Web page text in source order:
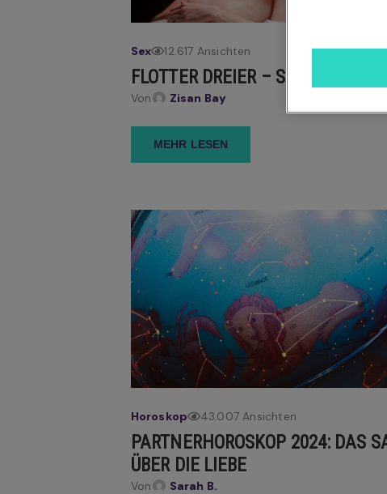
Sex 12.617 Ansichten
FLOTTER DREIER – SO KLAPPT
Von Zisan Bay
MEHR LESEN
Horoskop 43.007 Ansichten
PARTNERHOROSKOP 2024: DAS
ÜBER DIE LIEBE
Von Sarah B.